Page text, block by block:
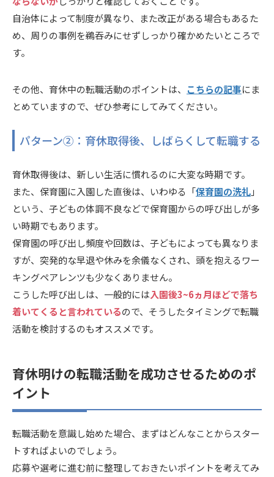
自治体によって制度が異なり、また改正がある場合もあるた
め、周りの事例を鵜吞みにせずしっかり確かめたいところで
す。
その他、育休中の転職活動のポイントは、 こちらの記事にま
とめていますので、ぜひ参考にしてみてください。
パターン②：育休取得後、しばらくして転職する
育休取得後は、新しい生活に慣れるのに大変な時期です。
また、保育園に入園した直後は、いわゆる「保育園の洗礼」
という、子どもの体調不良などで保育園からの呼び出しが多
い時期でもあります。
保育園の呼び出し頻度や回数は、子どもによっても異なりま
すが、突発的な早退や休みを余儀なくされ、頭を抱えるワー
キングペアレンツも少なくありません。
こうした呼び出しは、一般的には入園後3~6ヵ月ほどで落ち
着いてくると言われているので、そうしたタイミングで転職
活動を検討するのもオススメです。
育休明けの転職活動を成功させるためのポ
イント
転職活動を意識し始めた場合、まずはどんなことからスター
トすればよいのでしょう。
応募や選考に進む前に整理しておきたいポイントを考えてみ